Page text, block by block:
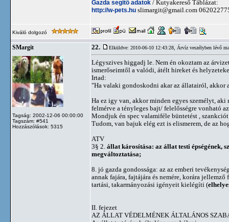
Gazda segitő adatok / Kutyakereső Táblázat:
http://w-pets.hu slimargit@gmail.com
Kiváló dolgozó
SMargit
Tagság: 2002-12-06 00:00:00
Tagszám: #541
Hozzászólások: 5315
22. Elküldve: 2010-06-10 12:43:28, Árvíz veszélyben lévő
Légyszives higgadj le. Nem én okoztam az
ismerőseimtől a valódi, átélt hireket és
Irtad:
"Ha valaki gondoskodni akar az állatairól, akkor
Ha ez igy van, akkor minden egyes személyt,
felmérve a tényleges bajt/ felelősségre vonható
Mondjuk én spec valamiféle büntetést ,
Tudom, van bajuk elég ezt is elismerem, de az
ATV
3§ 2. állat károsítása: az állat testi épségének,
megváltoztatása;
8. jó gazda gondossága: az az emberi
annak fajára, fajtájára és nemére, korára
tartási, takarmányozási igényeit kielégíti (
II. fejezet
AZ ÁLLAT VÉDELMÉNEK ÁLTALÁNOS